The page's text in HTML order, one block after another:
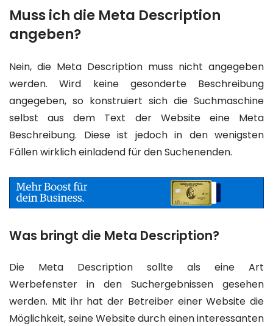
Muss ich die Meta Description
angeben?
Nein, die Meta Description muss nicht angegeben
werden. Wird keine gesonderte Beschreibung
angegeben, so konstruiert sich die Suchmaschine
selbst aus dem Text der Website eine Meta
Beschreibung. Diese ist jedoch in den wenigsten
Fällen wirklich einladend für den Suchenenden.
Was bringt die Meta Description?
Die Meta Description sollte als eine Art
Werbefenster in den Suchergebnissen gesehen
werden. Mit ihr hat der Betreiber einer Website die
Möglichkeit, seine Website durch einen interessanten